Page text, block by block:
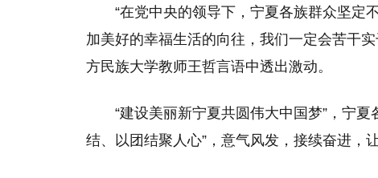
“在党中央的领导下，宁夏各族群众坚定
加美好的幸福生活的向往，我们一定会苦干
方民族大学教师王哲言语中透出激动。
“建设美丽新宁夏共圆伟大中国梦”，宁
结、以团结聚人心”，意气风发，接续奋进，